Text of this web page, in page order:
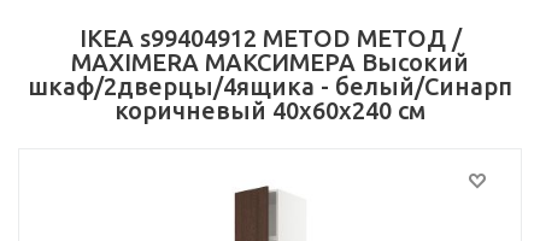
IKEA s99404912 METOD МЕТОД /
MAXIMERA МАКСИМЕРА Высокий
шкаф/2дверцы/4ящика - белый/Синарп
коричневый 40x60x240 см